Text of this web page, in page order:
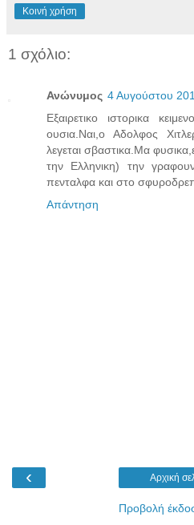
Κοινή χρήση
1 σχόλιο:
Ανώνυμος 4 Αυγούστου
Εξαιρετικο ιστορικα
ουσια.Ναι,ο Αδολφος
λεγεται σβαστικα.Μα
την Ελληνικη) την
πενταλφα και στο
Απάντηση
‹ Αρχική
Προβολή